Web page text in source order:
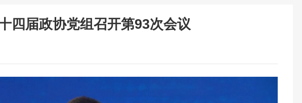
四届政协党组召开第93次会议